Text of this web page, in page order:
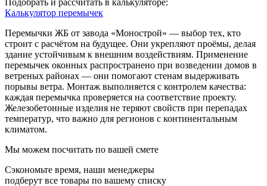
Калькулятор перемычек
Перемычки ЖБ от завода «Монострой» — выбор тех, кто
строит с расчётом на будущее. Они укрепляют проёмы, делая
здание устойчивым к внешним воздействиям. Применение
перемычек оконных распространено при возведении домов в
ветреных районах — они помогают стенам выдерживать
порывы ветра. Монтаж выполняется с контролем качества:
каждая перемычка проверяется на соответствие проекту.
Железобетонные изделия не теряют свойств при перепадах
температур, что важно для регионов с континентальным
климатом.
Мы можем посчитать по вашей смете
Сэкономьте время, наши менеджеры
подберут все товары по вашему списку